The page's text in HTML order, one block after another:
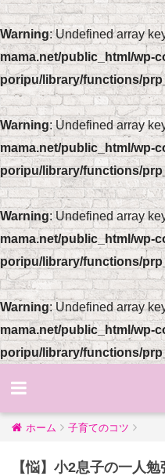
Warning: Undefined array
mama.net/public_html/wp-
poripu/library/functions/
Warning: Undefined array
mama.net/public_html/wp-
poripu/library/functions/
Warning: Undefined array
mama.net/public_html/wp-
poripu/library/functions/
Warning: Undefined array
mama.net/public_html/wp-
poripu/library/functions/
ホーム 子育てのコツ
【悩】小2息子の一人